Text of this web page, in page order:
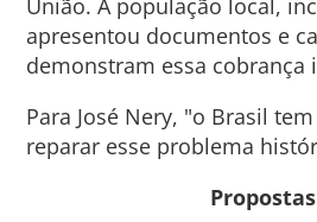
União. A população local,
apresentou documentos e
demonstram essa cobrança
Para José Nery, "o Brasil
reparar esse problema
Propostas